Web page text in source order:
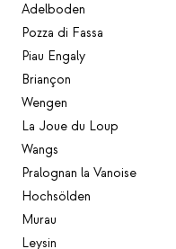
Adelboden
Pozza di Fassa
Piau Engaly
Briançon
Wengen
La Joue du Loup
Wangs
Pralognan la Vanoise
Hochsölden
Murau
Leysin